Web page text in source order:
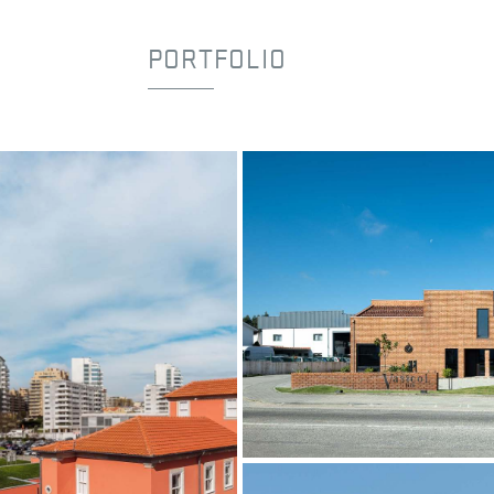
PORTFOLIO
Vasicol – Olaria de Barro
Natural Rústico
Porto de Mós
ARQUITETOJoana Marcelino
©Ivo Tavares Studio